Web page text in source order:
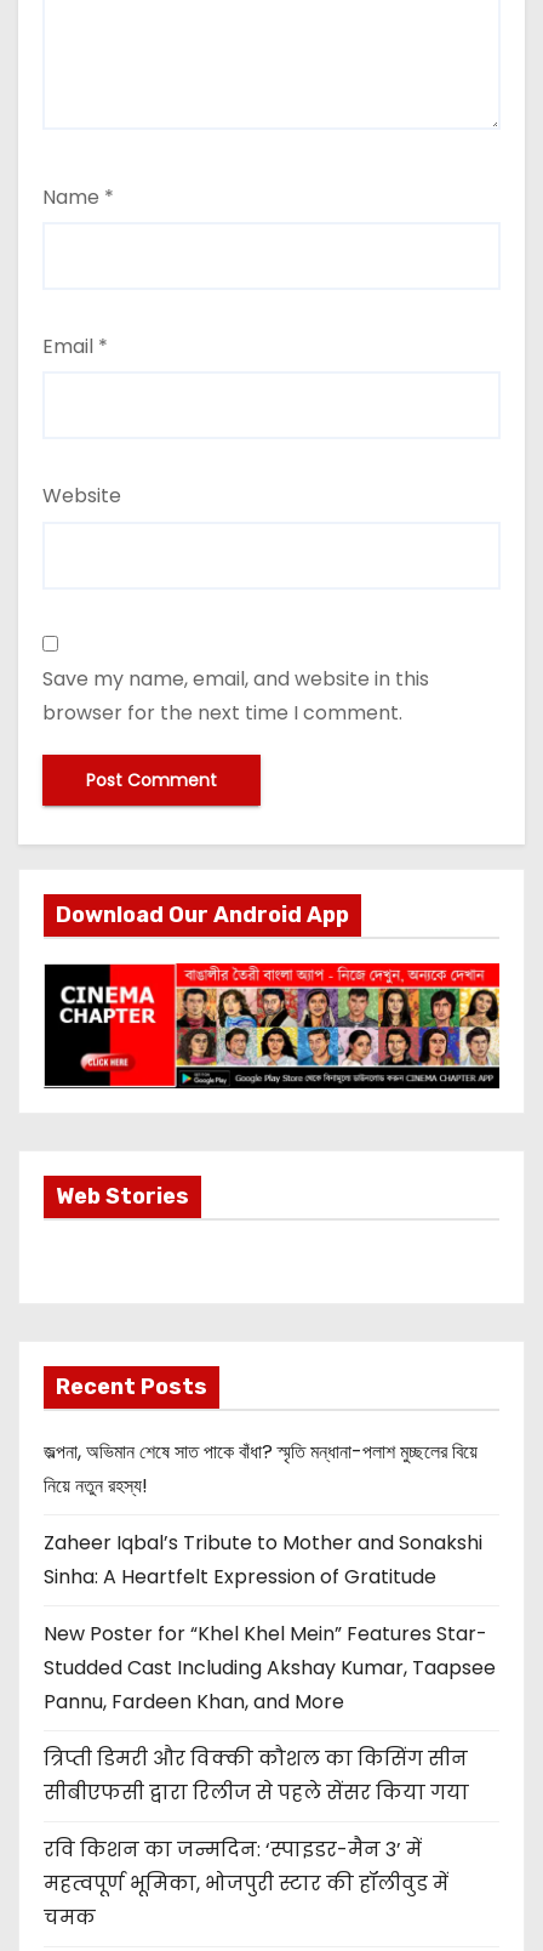
Name *
Email *
Website
Save my name, email, and website in this
browser for the next time I comment.
Download Our Android App
Web StoriesMost Important
Info about
Recent Posts
জল্পনা, অভিমান শেষে সাত পাকে বাঁধা? স্মৃতি মন্ধানা-পলাশ মুচ্ছলের বিয়ে
নিয়ে নতুন রহস্য!
Zaheer Iqbal’s Tribute to Mother and Sonakshi
Sinha: A Heartfelt Expression of Gratitude
New Poster for “Khel Khel Mein” Features Star-
Studded Cast Including Akshay Kumar, Taapsee
Pannu, Fardeen Khan, and More
त्रिप्ती डिमरी और विक्की कौशल का किसिंग सीन
सीबीएफसी द्वारा रिलीज से पहले सेंसर किया गया
रवि किशन का जन्मदिन: ‘स्पाइडर-मैन 3’ में
महत्वपूर्ण भूमिका, भोजपुरी स्टार की हॉलीवुड में
चमक